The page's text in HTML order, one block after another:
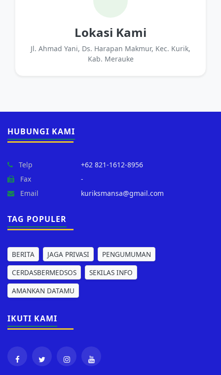
Lokasi Kami
Jl. Ahmad Yani, Ds. Harapan Makmur, Kec. Kurik,
Kab. Merauke
HUBUNGI KAMI
Telp
+62 821-1612-8956
Fax
-
Email
kuriksmansa@gmail.com
TAG POPULER
BERITA JAGA PRIVASI
PENGUMUMAN
CERDASBERMEDSOS
SEKILAS INFO
AMANKAN DATAMU
IKUTI KAMI